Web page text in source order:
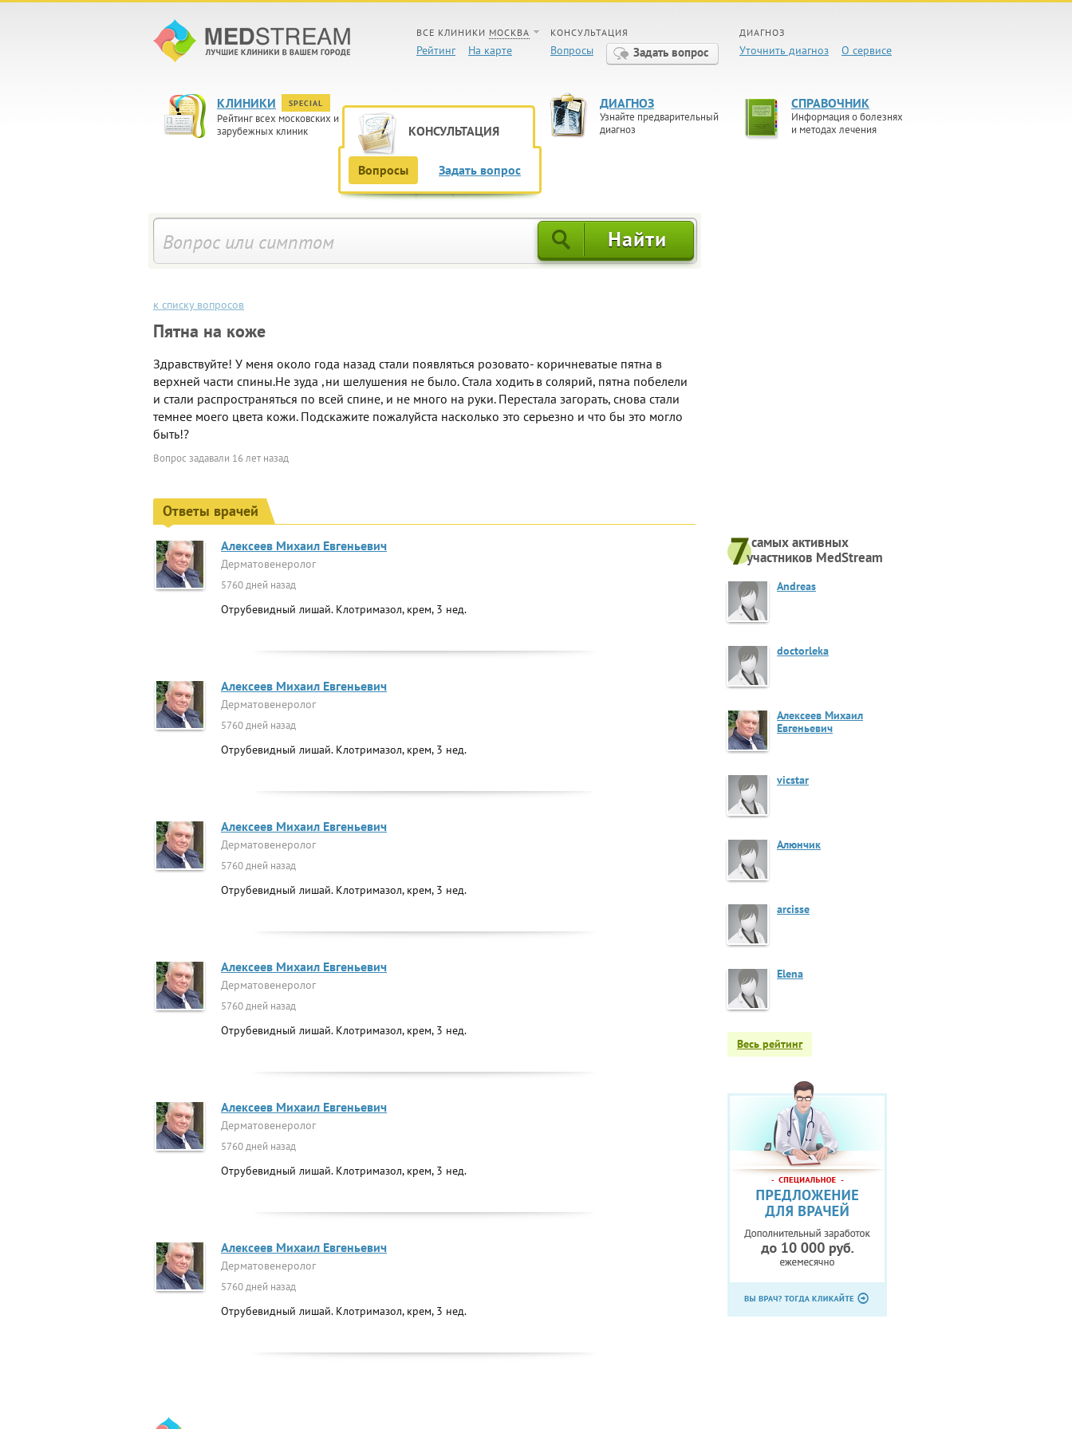
ВСЕ КЛИНИКИ МОСКВА
Рейтинг На карте
КОНСУЛЬТАЦИЯ
Вопросы Задать вопрос
ДИАГНОЗ
Уточнить диагноз О сервисе
КЛИНИКИ SPECIAL
Рейтинг всех московских и
зарубежных клиник
КОНСУЛЬТАЦИЯ
ДИАГНОЗ
Узнайте предварительный
диагноз
СПРАВОЧНИК
Информация о болезнях
и методах лечения
Вопросы Задать вопрос
к списку вопросов
Пятна на коже
Здравствуйте! У меня около года назад стали появляться розовато- коричневатые пятна в
верхней части спины.Не зуда ,ни шелушения не было. Стала ходить в солярий, пятна побелели
и стали распространяться по всей спине, и не много на руки. Перестала загорать, снова стали
темнее моего цвета кожи. Подскажите пожалуйста насколько это серьезно и что бы это могло
быть!?
Вопрос задавали 16 лет назад
Ответы врачей
Алексеев Михаил Евгеньевич
Дерматовенеролог
5760 дней назад
Отрубевидный лишай. Клотримазол, крем, 3 нед.
Алексеев Михаил Евгеньевич
Дерматовенеролог
5760 дней назад
Отрубевидный лишай. Клотримазол, крем, 3 нед.
Алексеев Михаил Евгеньевич
Дерматовенеролог
5760 дней назад
Отрубевидный лишай. Клотримазол, крем, 3 нед.
Алексеев Михаил Евгеньевич
Дерматовенеролог
5760 дней назад
Отрубевидный лишай. Клотримазол, крем, 3 нед.
Алексеев Михаил Евгеньевич
Дерматовенеролог
5760 дней назад
Отрубевидный лишай. Клотримазол, крем, 3 нед.
Алексеев Михаил Евгеньевич
Дерматовенеролог
5760 дней назад
Отрубевидный лишай. Клотримазол, крем, 3 нед.
самых активныx
участников MedStream
Andreas
doctorleka
Алексеев Михаил
Евгеньевич
vicstar
Алюнчик
arcisse
Elena
Весь рейтинг